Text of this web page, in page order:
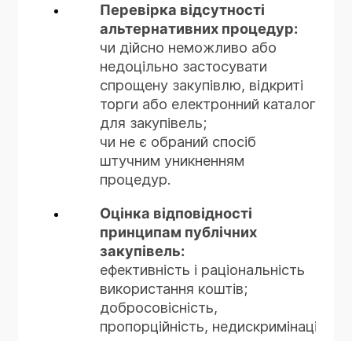
звільнення від
відповідальності,
відстрочення виконання,
припинення зобов'язання;
межі та тривалість таких
наслідків.
Формування правових
висновків:
чи можуть обставини бути
жодна зі сторін не відповідає;
які правничі механізми
підлягають застосуванню
Формування підсумкових
висновків:
чи наявні підстави для
застосування переговорної
процедури закупівлі;
чи є обраний спосіб закупівлі
обґрунтований і пропорційний.
Перевірка відсутності
альтернативних процедур:
чи дійсно неможливо або
недоцільно застосувати
спрощену закупівлю, відкриті
торги або електронний каталог
для закупівель;
чи не є обраний спосіб
штучним уникненням
процедур.
Оцінка відповідності
принципам публічних
закупівель:
ефективність і раціональність
використання коштів;
добросовісність,
пропорційність, недискримінація.